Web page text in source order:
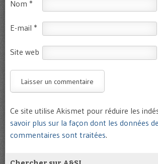
Nom *
E-mail *
Site web
Ce site utilise Akismet pour réduire les
savoir plus sur la façon dont les données
commentaires sont traitées.